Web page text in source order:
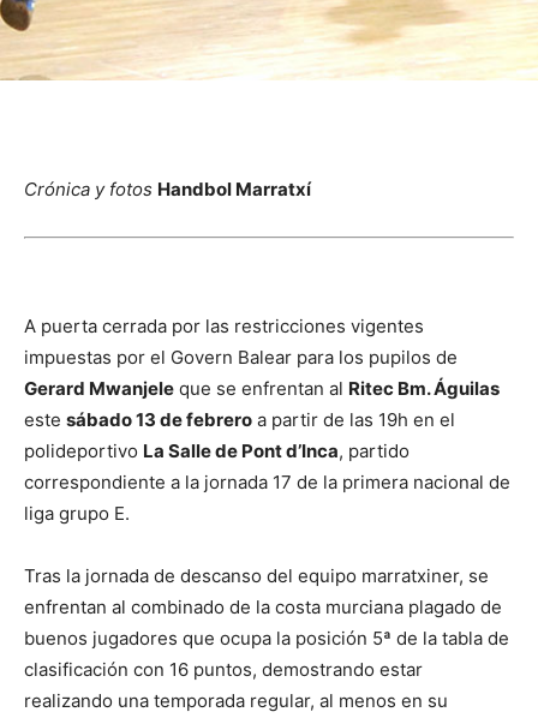
Crónica y fotos Handbol Marratxí
A puerta cerrada por las restricciones vigentes
impuestas por el Govern Balear para los pupilos de
Gerard Mwanjele que se enfrentan al Ritec Bm. Águilas
este sábado 13 de febrero a partir de las 19h en el
polideportivo La Salle de Pont d’Inca, partido
correspondiente a la jornada 17 de la primera nacional de
liga grupo E.
Tras la jornada de descanso del equipo marratxiner, se
enfrentan al combinado de la costa murciana plagado de
buenos jugadores que ocupa la posición 5ª de la tabla de
clasificación con 16 puntos, demostrando estar
realizando una temporada regular, al menos en su